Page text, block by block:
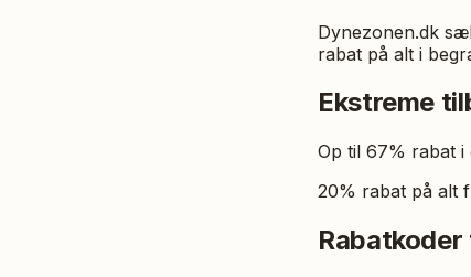
Dynezonen.dk
rabat på alt i
Ekstreme
Op til 67% rabat i
20% rabat på alt